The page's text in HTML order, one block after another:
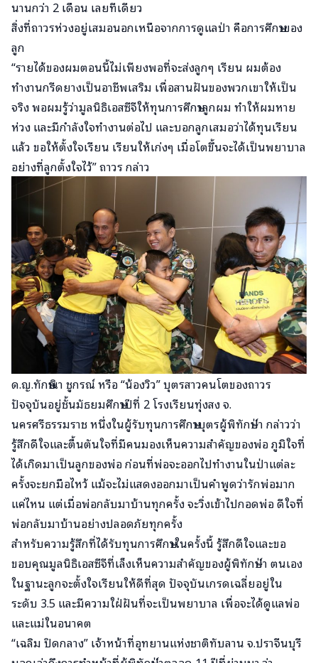
นานกว่า 2 เดือน เลยทีเดียว
สิ่งที่ถาวรห่วงอยู่เสมอนอกเหนือจากการดูแลป่า คือการศึกษาของ
ลูก
“รายได้ของผมตอนนี้ไม่เพียงพอที่จะส่งลูกๆ เรียน ผมต้อง
ทำงานกรีดยางเป็นอาชีพเสริม เพื่อสานฝันของพวกเขาให้เป็น
จริง พอผมรู้ว่ามูลนิธิเอสซีจีให้ทุนการศึกษาลูกผม ทำให้ผมหาย
ห่วง และมีกำลังใจทำงานต่อไป และบอกลูกเสมอว่าได้ทุนเรียน
แล้ว ขอให้ตั้งใจเรียน เรียนให้เก่งๆ เมื่อโตขึ้นจะได้เป็นพยาบาล
อย่างที่ลูกตั้งใจไว้” ถาวร กล่าว
ด.ญ.ทักษิณา ชูกรณ์ หรือ “น้องวิว” บุตรสาวคนโตของถาวร
ปัจจุบันอยู่ชั้นมัธยมศึกษาปีที่ 2 โรงเรียนทุ่งสง จ.
นครศรีธรรมราช หนึ่งในผู้รับทุนการศึกษาบุตรผู้พิทักษ์ป่า กล่าวว่า
รู้สึกดีใจและตื้นตันใจที่มีคนมองเห็นความสำคัญของพ่อ ภูมิใจที่
ได้เกิดมาเป็นลูกของพ่อ ก่อนที่พ่อจะออกไปทำงานในป่าแต่ละ
ครั้งจะยกมือไหว้ แม้จะไม่แสดงออกมาเป็นคำพูดว่ารักพ่อมาก
แค่ไหน แต่เมื่อพ่อกลับมาบ้านทุกครั้ง จะวิ่งเข้าไปกอดพ่อ ดีใจที่
พ่อกลับมาบ้านอย่างปลอดภัยทุกครั้ง
สำหรับความรู้สึกที่ได้รับทุนการศึกษาในครั้งนี้ รู้สึกดีใจและขอ
ขอบคุณมูลนิธิเอสซีจีที่เล็งเห็นความสำคัญของผู้พิทักษ์ป่า ตนเอง
ในฐานะลูกจะตั้งใจเรียนให้ดีที่สุด ปัจจุบันเกรดเฉลี่ยอยู่ใน
ระดับ 3.5 และมีความใฝ่ฝันที่จะเป็นพยาบาล เพื่อจะได้ดูแลพ่อ
และแม่ในอนาคต
“เฉลิม ปิดกลาง” เจ้าหน้าที่อุทยานแห่งชาติทับลาน จ.ปราจีนบุรี